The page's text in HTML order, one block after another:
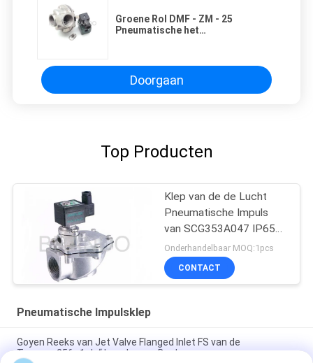
Groene Rol DMF - ZM - 25
Pneumatische het
Doorgaan
Top Producten
Klep van de de Lucht
Pneumatische Impuls
van SCG353A047 IP65
de Schone met het
Aluminiumlichaam van het
Matrijzenafgietsel
Onderhandelbaar MOQ:1pcs
CONTACT
Pneumatische Impulsklep
Goyen Reeks van Jet Valve Flanged Inlet FS van de
Typecac25fs 1 de“ Impuls voor Baghouse